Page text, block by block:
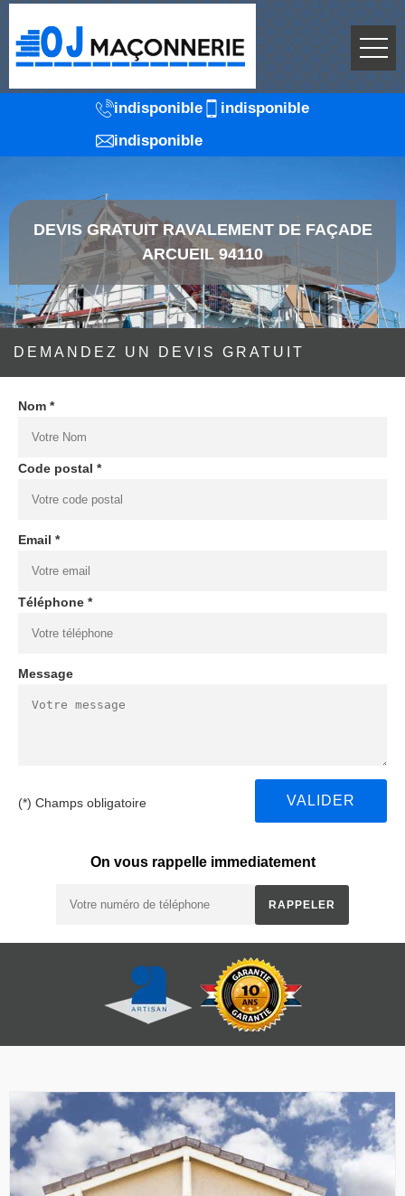
indisponible
indisponible
indisponible
DEVIS GRATUIT RAVALEMENT DE FAÇADE
ARCUEIL 94110
DEMANDEZ UN DEVIS GRATUIT
Nom *
Code postal *
Email *
Téléphone *
Message
(*) Champs obligatoire
On vous rappelle immediatement